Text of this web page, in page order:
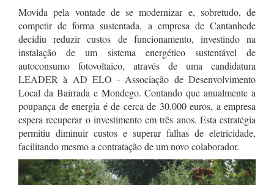
Movida pela vontade de se modernizar e, sobretudo, de
competir de forma sustentada, a empresa de Cantanhede
decidiu reduzir custos de funcionamento, investindo na
instalação de um sistema energético sustentável de
autoconsumo fotovoltaico, através de uma candidatura
LEADER à AD ELO - Associação de Desenvolvimento
Local da Bairrada e Mondego. Contando que anualmente a
poupança de energia é de cerca de 30.000 euros, a empresa
espera recuperar o investimento em três anos. Esta estratégia
permitiu diminuir custos e superar falhas de eletricidade,
facilitando mesmo a contratação de um novo colaborador.